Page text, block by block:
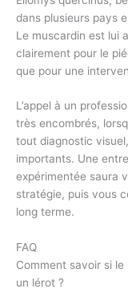
dans plusieurs pays
Le muscardin est lui
clairement pour le
que pour une
L’appel à un
très encombrés,
tout diagnostic
importants. Une
expérimentée saura
stratégie, puis vous
long terme.
FAQ
Comment savoir si
un lérot ?